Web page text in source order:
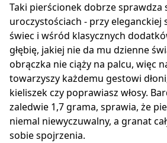
Taki pierścionek dobrze sprawdza
uroczystościach - przy eleganckiej
świec i wśród klasycznych
głębię, jakiej nie da mu dzienne
obrączka nie ciąży na palcu, więc
towarzyszy każdemu gestowi
kieliszek czy poprawiasz włosy.
zaledwie 1,7 grama, sprawia, że
niemal niewyczuwalny, a granat
sobie spojrzenia.